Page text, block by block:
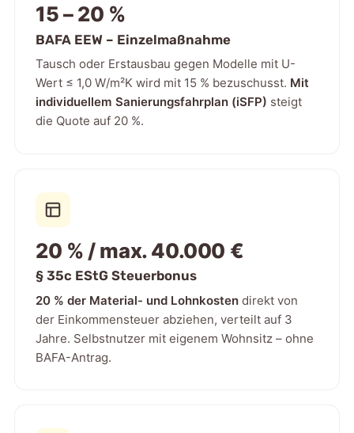
15 – 20 %
BAFA EEW – Einzelmaßnahme
Tausch oder Erstausbau gegen Modelle mit U-
Wert ≤ 1,0 W/m²K wird mit 15 % bezuschusst. Mit
individuellem Sanierungsfahrplan (iSFP) steigt
die Quote auf 20 %.
20 % / max. 40.000 €
§ 35c EStG Steuerbonus
20 % der Material- und Lohnkostendirekt von
der Einkommensteuer abziehen, verteilt auf 3
Jahre. Selbstnutzer mit eigenem Wohnsitz – ohne
BAFA-Antrag.